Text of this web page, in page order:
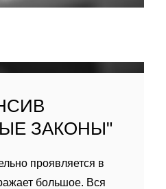
ЗАКОНЫ"
проявляется в
большое. Вся